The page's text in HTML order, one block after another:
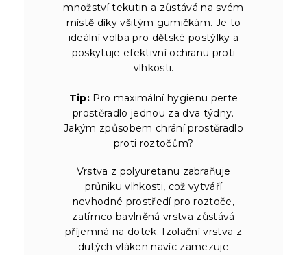
množství tekutin a zůstává na svém
místě díky všitým gumičkám. Je to
ideální volba pro dětské postýlky a
poskytuje efektivní ochranu proti
vlhkosti.
Tip: Pro maximální hygienu perte
prostěradlo jednou za dva týdny.
Jakým způsobem chrání prostěradlo
proti roztočům?
Vrstva z polyuretanu zabraňuje
průniku vlhkosti, což vytváří
nevhodné prostředí pro roztoče,
zatímco bavlněná vrstva zůstává
příjemná na dotek. Izolační vrstva z
dutých vláken navíc zamezuje